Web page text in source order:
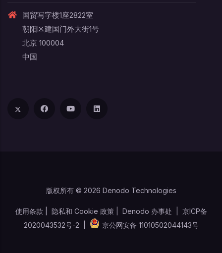
国贸写字楼1座2822室
朝阳区建国门外大街1号
北京 100004
中国
版权所有 © 2026 Denodo Technologies
使用条款 隐私和 Cookie 政策| Denodo 办事处
京ICP备
2020043532号-2
京公网安备 11010502044143号